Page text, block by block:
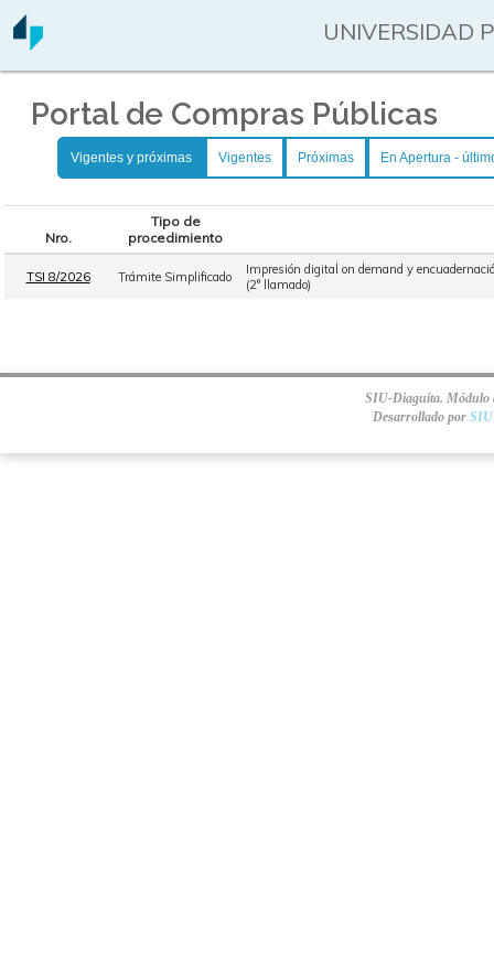
UNIVERSIDAD
Portal de Compras Públicas
Vigentes y próximas Vigentes Próximas En Apertura -
Nro.
Tipo de
procedimiento
TSI 8/2026 Trámite Simplificado
Impresión digital on demand y
(2° llamado)
SIU-Diaguita. Módulo
Desarrollado por SIU